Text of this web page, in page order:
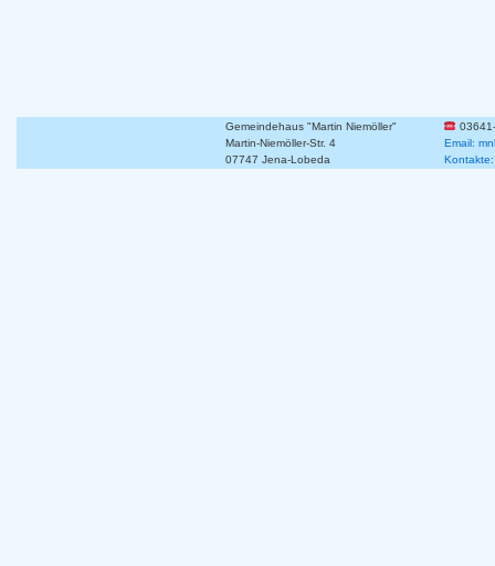
Gemeindehaus "Martin Niemöller"
Martin-Niemöller-Str. 4
Email:
07747 Jena-Lobeda